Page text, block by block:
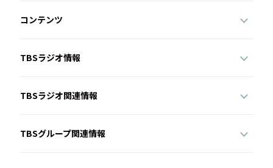
コンテンツ
TBSラジオ情報
TBSラジオ関連情報
TBSグループ関連情報